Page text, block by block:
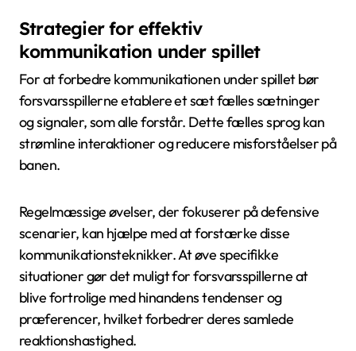
Strategier for effektiv
kommunikation under spillet
For at forbedre kommunikationen under spillet bør
forsvarsspillerne etablere et sæt fælles sætninger
og signaler, som alle forstår. Dette fælles sprog kan
strømline interaktioner og reducere misforståelser på
banen.
Regelmæssige øvelser, der fokuserer på defensive
scenarier, kan hjælpe med at forstærke disse
kommunikationsteknikker. At øve specifikke
situationer gør det muligt for forsvarsspillerne at
blive fortrolige med hinandens tendenser og
præferencer, hvilket forbedrer deres samlede
reaktionshastighed.